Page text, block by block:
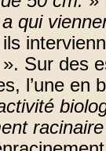
qui
». Sur des
l’une en
racinaire